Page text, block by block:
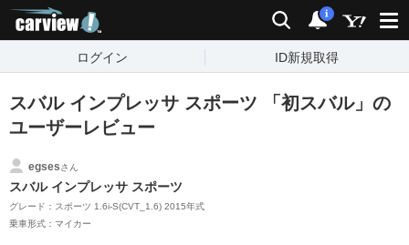
検索 通知
i
ログイン ID新規取得
スバル インプレッサ スポーツ 「初スバル」の
ユーザーレビュー
egsesさん
スバル インプレッサ スポーツ
グレード：スポーツ 1.6i-S(CVT_1.6) 2015年式
乗車形式：マイカー